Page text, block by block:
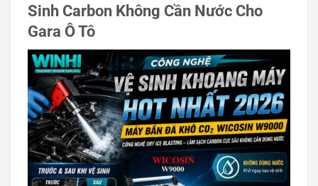
Sinh Carbon Không Cần Nước Cho
Gara Ô Tô